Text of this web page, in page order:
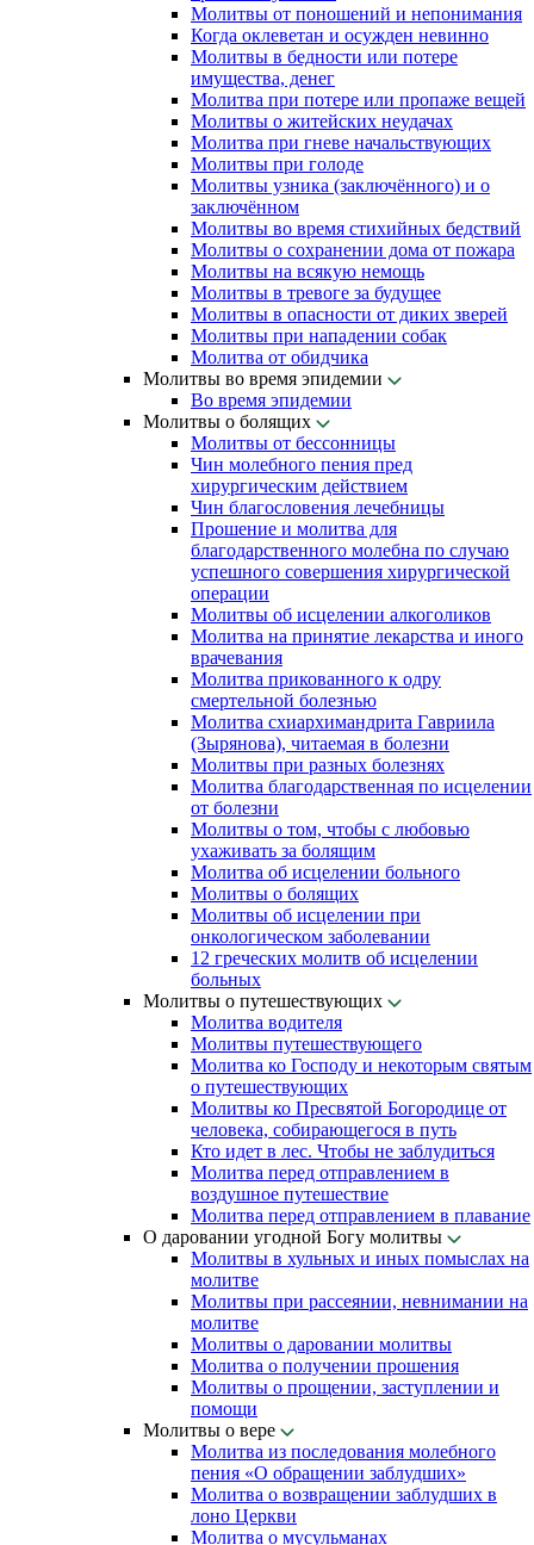
Молитвы от поношений и непонимания
Когда оклеветан и осужден невинно
Молитвы в бедности или потере
имущества, денег
Молитва при потере или пропаже вещей
Молитвы о житейских неудачах
Молитва при гневе начальствующих
Молитвы при голоде
Молитвы узника (заключённого) и о
заключённом
Молитвы во время стихийных бедствий
Молитвы о сохранении дома от пожара
Молитвы на всякую немощь
Молитвы в тревоге за будущее
Молитвы в опасности от диких зверей
Молитвы при нападении собак
Молитва от обидчика
Молитвы во время эпидемии
Во время эпидемии
Молитвы о болящих
Молитвы от бессонницы
Чин молебного пения пред
хирургическим действием
Чин благословения лечебницы
Прошение и молитва для
благодарственного молебна по случаю
успешного совершения хирургической
операции
Молитвы об исцелении алкоголиков
Молитва на принятие лекарства и иного
врачевания
Молитва прикованного к одру
смертельной болезнью
Молитва схиархимандрита Гавриила
(Зырянова), читаемая в болезни
Молитвы при разных болезнях
Молитва благодарственная по исцелении
от болезни
Молитвы о том, чтобы с любовью
ухаживать за болящим
Молитва об исцелении больного
Молитвы о болящих
Молитвы об исцелении при
онкологическом заболевании
12 греческих молитв об исцелении
больных
Молитвы о путешествующих
Молитва водителя
Молитвы путешествующего
Молитва ко Господу и некоторым святым
о путешествующих
Молитвы ко Пресвятой Богородице от
человека, собирающегося в путь
Кто идет в лес. Чтобы не заблудиться
Молитва перед отправлением в
воздушное путешествие
Молитва перед отправлением в плавание
О даровании угодной Богу молитвы
Молитвы в хульных и иных помыслах на
молитве
Молитвы при рассеянии, невнимании на
молитве
Молитвы о даровании молитвы
Молитва о получении прошения
Молитвы о прощении, заступлении и
помощи
Молитвы о вере
Молитва из последования молебного
пения «О обращении заблудших»
Молитва о возвращении заблудших в
лоно Церкви
Молитва о мусульманах